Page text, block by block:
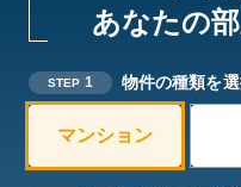
あなたの
STEP 1 物件の種類を
マンション